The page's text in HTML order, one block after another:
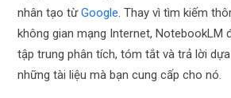
nhân tạo từGoogle. Thay vì tìm kiếm
không gian mạng Internet, NotebookLM
tập trung phân tích, tóm tắt và trả lời
những tài liệu mà bạn cung cấp cho nó.